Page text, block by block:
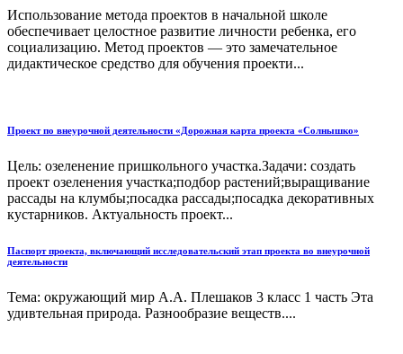
Использование метода проектов в начальной школе
обеспечивает целостное развитие личности ребенка, его
социализацию. Метод проектов — это замечательное
дидактическое средство для обучения проекти...
Проект по внеурочной деятельности «Дорожная карта проекта «Солнышко»
Цель: озеленение пришкольного участка.Задачи: создать
проект озеленения участка;подбор растений;выращивание
рассады на клумбы;посадка рассады;посадка декоративных
кустарников. Актуальность проект...
Паспорт проекта, включающий исследовательский этап проекта во внеурочной
деятельности
Тема: окружающий мир А.А. Плешаков 3 класс 1 часть Эта
удивтельная природа. Разнообразие веществ....